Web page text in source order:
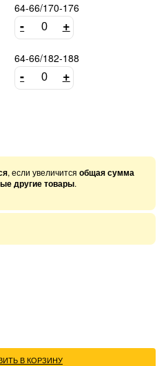
64-66/170-176
- +
64-66/182-188
- +
, если увеличится общая сумма
другие товары.
В КОРЗИНУ